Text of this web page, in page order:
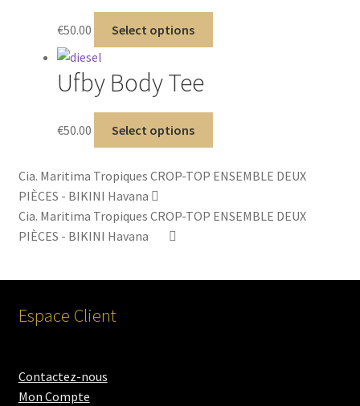
€50.00 Select options
Ufby Body Tee
€50.00 Select options
Cia. Maritima Tropiques CROP-TOP ENSEMBLE DEUX
PIÈCES - BIKINI Havana
Cia. Maritima Tropiques CROP-TOP ENSEMBLE DEUX
PIÈCES - BIKINI Havana
Espace Client
Contactez-nous
Mon Compte